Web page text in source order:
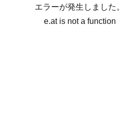
エラーが発生しました。
e.at is not a function